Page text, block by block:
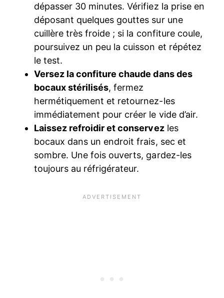
dépasser 30 minutes. Vérifiez la prise en
déposant quelques gouttes sur une
cuillère très froide ; si la confiture coule,
poursuivez un peu la cuisson et répétez
le test.
Versez la confiture chaude dans des
bocaux stérilisés, fermez
hermétiquement et retournez-les
immédiatement pour créer le vide d’air.
Laissez refroidir et conservezles
bocaux dans un endroit frais, sec et
sombre. Une fois ouverts, gardez-les
toujours au réfrigérateur.